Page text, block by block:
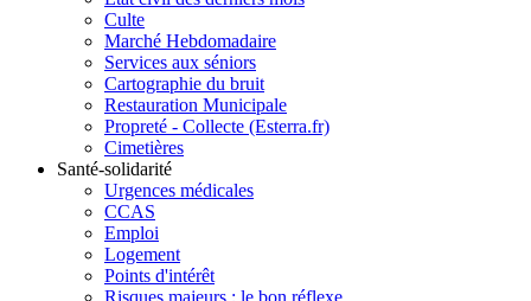
Culte
Marché Hebdomadaire
Services aux séniors
Cartographie du bruit
Restauration Municipale
Propreté - Collecte (Esterra.fr)
Cimetières
Santé-solidarité
Urgences médicales
CCAS
Emploi
Logement
Points d'intérêt
Risques majeurs : le bon réflexe